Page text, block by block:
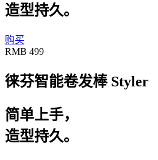
造型持久。
购买
RMB 499
徕芬智能卷发棒 Styler
简单上手，
造型持久。